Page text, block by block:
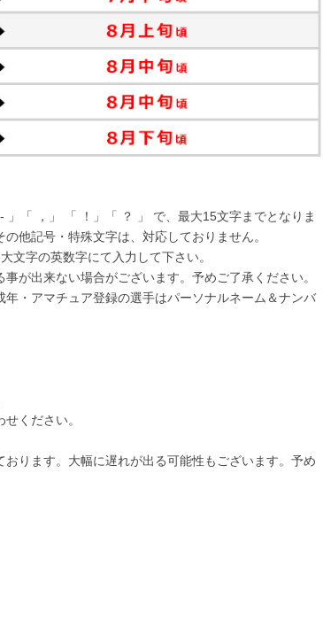
「 ，」 「 ！」「 ？ 」 で、最大15文字までとなりま
他記号・特殊文字は、対応しておりません。
文字の英数字にて入力して下さい。
が出来ない場合がございます。予めご了承ください。
・アマチュア登録の選手はパーソナルネーム＆ナンバ
ください。
ります。大幅に遅れが出る可能性もございます。予め